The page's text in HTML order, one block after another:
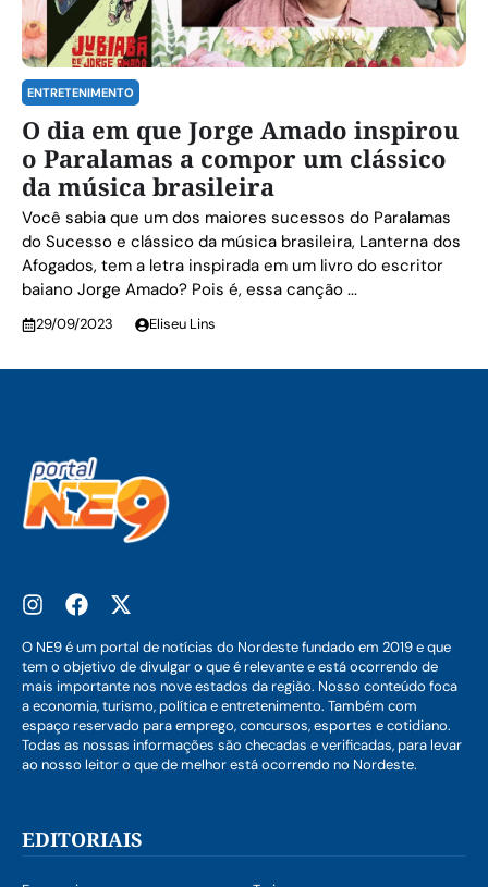
ENTRETENIMENTO
O dia em que Jorge Amado inspirou
o Paralamas a compor um clássico
da música brasileira
Você sabia que um dos maiores sucessos do Paralamas
do Sucesso e clássico da música brasileira, Lanterna dos
Afogados, tem a letra inspirada em um livro do escritor
baiano Jorge Amado? Pois é, essa canção ...
29/09/2023 Eliseu Lins
O NE9 é um portal de notícias do Nordeste fundado em 2019 e que
tem o objetivo de divulgar o que é relevante e está ocorrendo de
mais importante nos nove estados da região. Nosso conteúdo foca
a economia, turismo, política e entretenimento. Também com
espaço reservado para emprego, concursos, esportes e cotidiano.
Todas as nossas informações são checadas e verificadas, para levar
ao nosso leitor o que de melhor está ocorrendo no Nordeste.
EDITORIAIS